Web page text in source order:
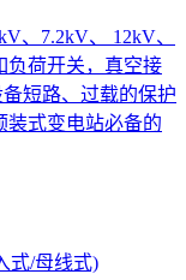
、7.2kV、 12kV、
负荷开关，真空接
短路、过载的保护
装式变电站必备的
式/母线式)